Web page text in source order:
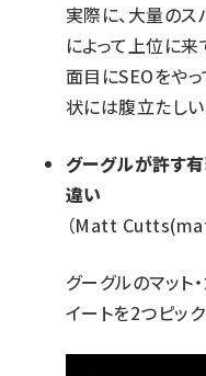
実際に、大量のス
によって上位に
面目にSEOをや
状には腹立たしい
グーグルが許す
違い
（Matt
グーグルのマット
イートを2つピック